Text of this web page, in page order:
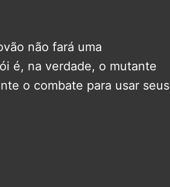
não fará uma
é, na verdade, o mutante
o combate para usar seus